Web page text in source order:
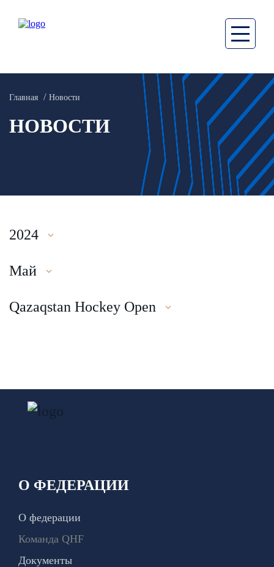
Главная Новости
НОВОСТИ
2024
Май
Qazaqstan Hockey Open
О ФЕДЕРАЦИИ
О федерации
Команда QHF
Документы